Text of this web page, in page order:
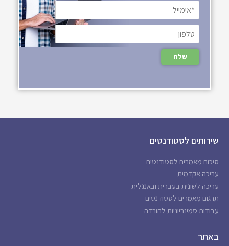
שירותים לסטודנטים
סיכום מאמרים לסטודנטים
עריכה אקדמית
עריכה לשונית בעברית ובאנגלית
תרגום מאמרים לסטודנטים
עבודות סמינריוניות להורדה
באתר